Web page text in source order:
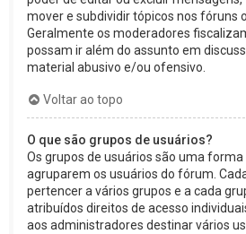
mover e subdividir tópicos nos fóruns
Geralmente os moderadores
possam ir além do assunto em
material abusivo e/ou ofensivo.
Voltar ao topo
O que são grupos de usuários?
Os grupos de usuários são uma
agruparem os usuários do fórum.
pertencer a vários grupos e a cada
atribuídos direitos de acesso
aos administradores destinar vários